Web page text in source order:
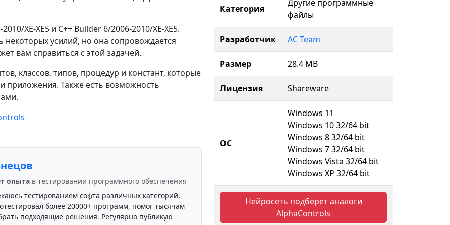
XE-XE5 и C++ Builder 6/2006-2010/XE-XE5.
усилий, но она сопровождается
вам справиться с этой задачей.
классов, типов, процедур и констант, которые
приложения. Также есть возможность
опытав тестировании программного обеспечения
тестированием софта различных категорий.
более 20000+ программ, помог тысячам
подходящие решения. Регулярно публикую
Категория
Другие программные
файлы
Разработчик AC Team
Размер 28.4 MB
Лицензия Shareware
ОС
Windows 11
Windows 10 32/64 bit
Windows 8 32/64 bit
Windows 7 32/64 bit
Windows Vista 32/64 bit
Windows XP 32/64 bit
Нейросеть подберет аналоги
AlphaControls